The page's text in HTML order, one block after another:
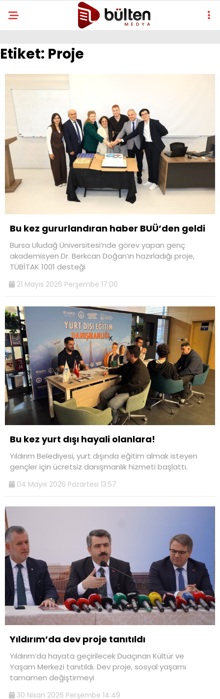
Etiket: Proje
Bu kez gururlandıran haber BUÜ’den geldi
Bursa Uludağ Üniversitesi’nde görev yapan genç
akademisyen Dr. Berkcan Doğan’ın hazırladığı proje,
TÜBİTAK 1001 desteği
21 Mayıs 2026 Perşembe 17:00
Bu kez yurt dışı hayali olanlara!
Yıldırım Belediyesi, yurt dışında eğitim almak isteyen
gençler için ücretsiz danışmanlık hizmeti başlattı.
04 Mayıs 2026 Pazartesi 13:57
Yıldırım’da dev proje tanıtıldı
Yıldırım’da hayata geçirilecek Duaçınarı Kültür ve
Yaşam Merkezi tanıtıldı. Dev proje, sosyal yaşamı
tamamen değiştirmeyi
30 Nisan 2026 Perşembe 14:49